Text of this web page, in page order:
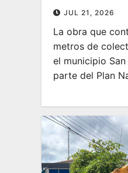
JUL 21, 2026
La obra que
metros de
el municipio
parte del Plan